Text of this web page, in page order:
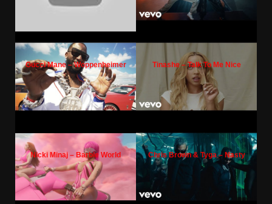
Gucci Mane – Woppenheimer Tinashe – Talk To Me Nice
Nicki Minaj – Barbie World Chris Brown & Tyga – Nasty